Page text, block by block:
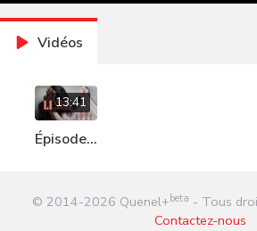
Vidéos
13:41
Épisode
© 2014-2026 Quenel+ beta - Tous
Contactez-nous